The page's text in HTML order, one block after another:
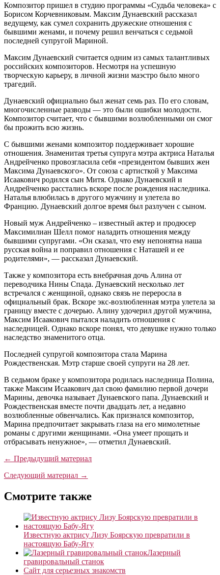
Композитор пришел в студию программы «Судьба человека» с
Борисом Корчевниковым. Максим Дунаевский рассказал
ведущему, как сумел сохранить дружеские отношения с
бывшими женами, и почему решил венчаться с седьмой
последней супругой Мариной.
Максим Дунаевский считается одним из самых талантливых
российских композиторов. Несмотря на успешную
творческую карьеру, в личной жизни маэстро было много
трагедий.
Дунаевский официально был женат семь раз. По его словам,
многочисленные разводы — это были ошибки молодости.
Композитор считает, что с бывшими возлюбленными он смог
бы прожить всю жизнь.
С бывшими женами композитор поддерживает хорошие
отношения. Знаменитая третья супруга мэтра актриса Наталья
Андрейченко провозгласила себя «президентом бывших жен
Максима Дунаевского». От союза с артисткой у Максима
Исаакович родился сын Митя. Однако Дунаевский и
Андрейченко расстались вскоре после рождения наследника.
Наталья влюбилась в другого мужчину и улетела во
Францию. Дунаевский долгое время был разлучен с сыном.
Новый муж Андрейченко – известный актер и продюсер
Максимилиан Шелл помог наладить отношения между
бывшими супругами. «Он сказал, что ему непонятна наша
русская война и поправил отношения с Наташей и ее
родителями», — рассказал Дунаевский.
Также у композитора есть внебрачная дочь Алина от
переводчика Нины Спада. Дунаевский несколько лет
встречался с женщиной, однако связь не переросла в
официальный брак. Вскоре экс-возлюбленная мэтра улетела за
границу вместе с дочерью. Алину удочерил другой мужчина,
Максим Исаакович пытался наладить отношения с
наследницей. Однако вскоре понял, что девушке нужно только
наследство знаменитого отца.
Последней супругой композитора стала Марина
Рождественская. Мэтр старше своей супруги на 28 лет.
В седьмом браке у композитора родилась наследница Полина,
также Максим Исаакович дал свою фамилию первой дочери
Марины, девочка называет Дунаевского папа. Дунаевский и
Рождественская вместе почти двадцать лет, а недавно
возлюбленные обвенчались. Как признался композитор,
Марина предпочитает закрывать глаза на его мимолетные
романы с другими женщинами. «Она умеет прощать и
отбрасывать ненужное», — отметил Дунаевский.
← Предыдущий материал
Следующий материал →
Смотрите также
Известную актрису Лизу Боярскую превратили в
настоящую Бабу-Ягу
Лазерный
гравировальный станок
Сайт для серьезных знакомств